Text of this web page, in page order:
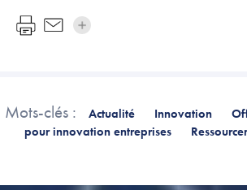
Mots-clés : Actualité Innovation
pour innovation entreprises